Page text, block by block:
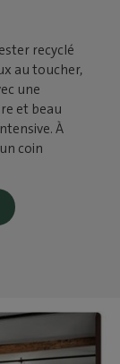
recyclé
au toucher,
une
et beau
À
coin